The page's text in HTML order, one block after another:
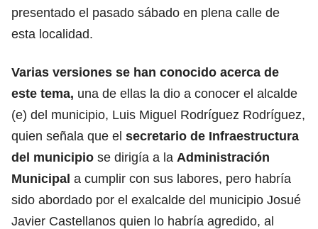
presentado el pasado sábado en plena calle de
esta localidad.
Varias versiones se han conocido acerca de
este tema, una de ellas la dio a conocer el alcalde
(e) del municipio, Luis Miguel Rodríguez Rodríguez,
quien señala que el secretario de Infraestructura
del municipio se dirigía a la Administración
Municipal a cumplir con sus labores, pero habría
sido abordado por el exalcalde del municipio Josué
Javier Castellanos quien lo habría agredido, al